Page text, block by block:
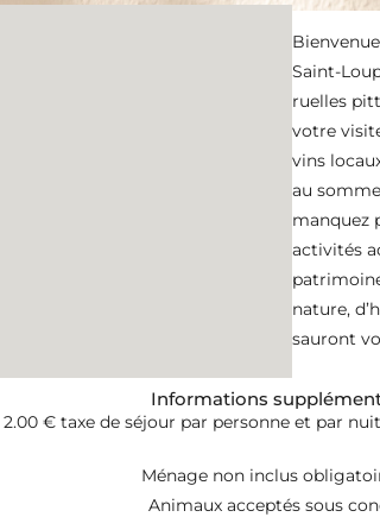
Saint-
ruelles
votre
vins
au
manquez
activités
nature,
sauront
Informations
€ taxe de séjour par personne et par
Ménage non inclus
Animaux acceptés sous